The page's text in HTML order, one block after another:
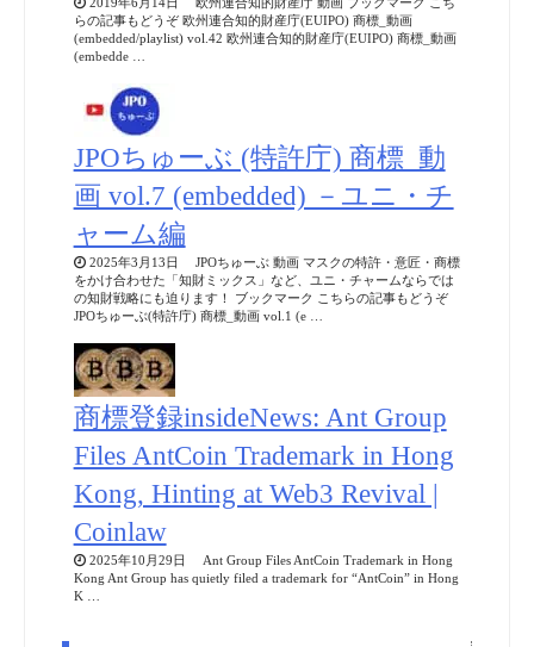
らの記事もどうぞ 欧州連合知的財産庁(EUIPO) 商標_動画
(embedded/playlist) vol.42 欧州連合知的財産庁(EUIPO) 商標_動画
(embedde …
JPOちゅーぶ (特許庁) 商標_動
画 vol.7 (embedded) －ユニ・チ
ャーム編
2025年3月13日 JPOちゅーぶ 動画 マスクの特許・意匠・商標
をかけ合わせた「知財ミックス」など、ユニ・チャームならでは
の知財戦略にも迫ります！ ブックマーク こちらの記事もどうぞ
JPOちゅーぶ(特許庁) 商標_動画 vol.1 (e …
商標登録insideNews: Ant Group
Files AntCoin Trademark in Hong
Kong, Hinting at Web3 Revival |
Coinlaw
2025年10月29日 Ant Group Files AntCoin Trademark in Hong
Kong Ant Group has quietly filed a trademark for “AntCoin” in Hong
K …